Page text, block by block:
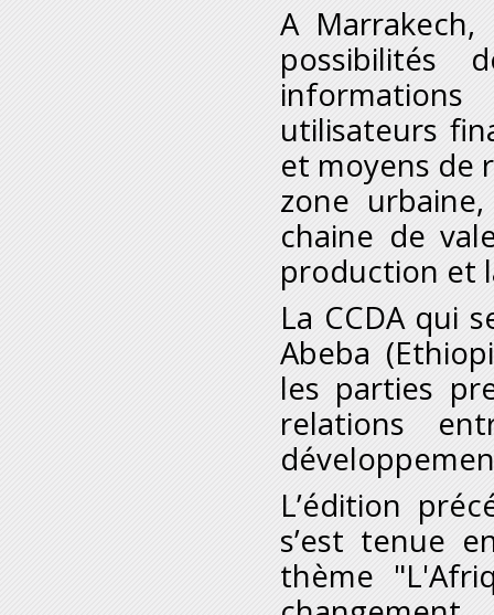
A
possibilités
utilisateurs
et moyens de
zone
chaine de
production et
La CCDA qui
Abeba
les parties
relations
L’édition
s’est tenue
thème